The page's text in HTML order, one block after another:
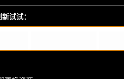
试试：